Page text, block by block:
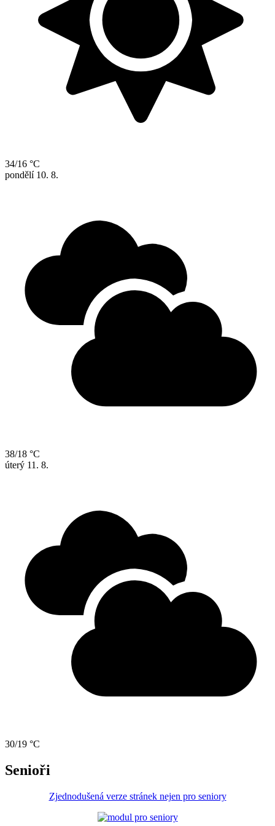
34/16 °C
pondělí 10. 8.
38/18 °C
úterý 11. 8.
30/19 °C
Senioři
Zjednodušená verze stránek nejen pro seniory